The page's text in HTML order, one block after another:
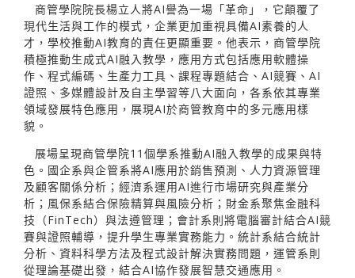
商管學院院長楊立人將AI譽為一場「革命」，它顛覆了
現代生活與工作的模式，企業更加重視具備AI素養的人
才，學校推動AI教育的責任更顯重要。他表示，商管學院
積極推動生成式AI融入教學，應用方式包括應用軟體操
作、程式編碼、生產力工具、課程專題結合、AI競賽、AI
證照、多媒體設計及自主學習等八大面向，各系依其專業
領域發展特色應用，展現AI於商管教育中的多元應用樣
貌。
展場呈現商管學院11個學系推動AI融入教學的成果與特
色。國企系與企管系將AI應用於銷售預測、人力資源管理
及顧客關係分析；經濟系運用AI進行市場研究與產業分
析；風保系結合保險精算與風險分析；財金系聚焦金融科
技（FinTech）與法遵管理；會計系則將電腦審計結合AI競
賽與證照輔導，提升學生專業實務能力。統計系結合統計
分析、資料科學方法及程式設計解決實務問題，運管系則
從理論基礎出發，結合AI協作發展智慧交通應用。